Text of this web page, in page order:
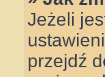
Jeżeli
przejdź